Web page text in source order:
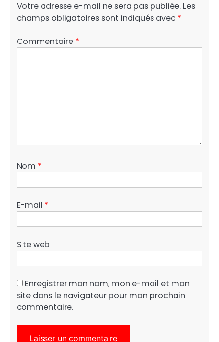
Votre adresse e-mail ne sera pas publiée. Les
champs obligatoires sont indiqués avec *
Commentaire *
Nom *
E-mail *
Site web
Enregistrer mon nom, mon e-mail et mon
site dans le navigateur pour mon prochain
commentaire.